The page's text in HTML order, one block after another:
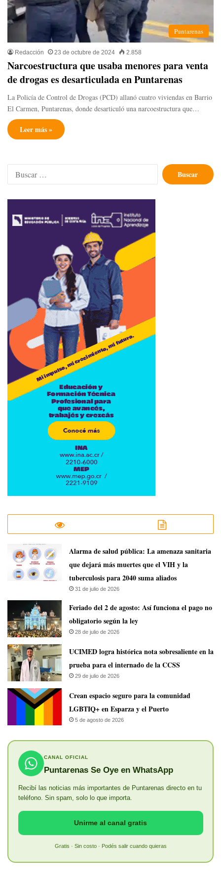
Puntarenas
Redacción 23 de octubre de 2024 2.858
Narcoestructura que usaba menores para venta
de drogas es desarticulada en Puntarenas
La Policía de Control de Drogas (PCD) allanó cuatro viviendas en Barrio
El Carmen, Puntarenas, donde desarticuló una narcoestructura que…
Leer más »
Buscar:
​Alarma de salud pública: La amenaza sanitaria
que dejará más muertes que el VIH y la
tuberculosis para 2040 suma aliados
31 de julio de 2026
Feriado del 2 de agosto: Así funciona el pago no
obligatorio según la ley
28 de julio de 2026
UCIMED logra histórica nota sobresaliente en la
prueba para el internado de la CCSS
29 de julio de 2026
Crean espacio seguro para la comunidad
LGBTIQ+ en Esparza y el Puerto
5 de agosto de 2026
CANAL OFICIAL
Puntarenas Se Oye en WhatsApp
Recibí las noticias más importantes de Puntarenas directo en tu
teléfono. Sin spam, solo lo que importa.
Unirme al canal gratis
Gratis · Sin costo · Podés salir cuando quieras